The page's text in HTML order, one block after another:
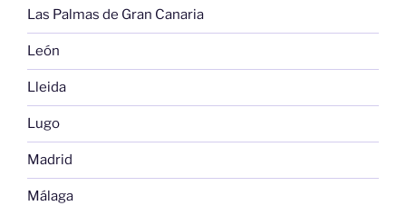
Las Palmas de Gran Canaria
León
Lleida
Lugo
Madrid
Málaga